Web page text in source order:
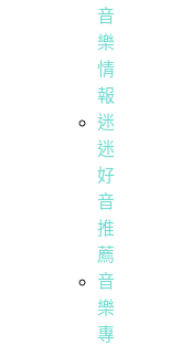
音
樂
情
報
迷
迷
好
音
推
薦
音
樂
專